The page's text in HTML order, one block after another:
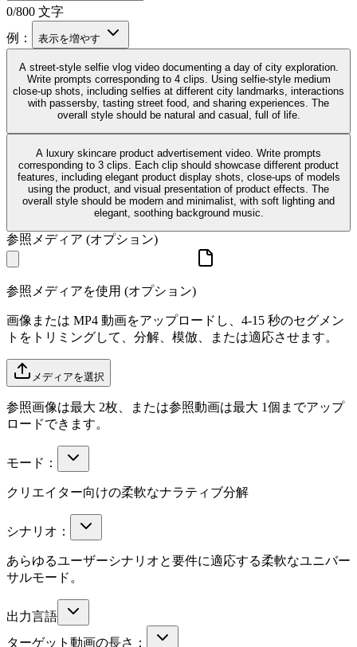
0/800 文字
例：
表示を増やす
A street-style selfie vlog video documenting a day of city exploration.
Write prompts corresponding to 4 clips. Using selfie-style medium
close-up shots, including selfies at different city landmarks, interactions
with passersby, tasting street food, and sharing experiences. The
overall style should be natural and casual, full of life.
A luxury skincare product advertisement video. Write prompts
corresponding to 3 clips. Each clip should showcase different product
features, including elegant product display shots, close-ups of models
using the product, and visual presentation of product effects. The
overall style should be modern and minimalist, with soft lighting and
elegant, soothing background music.
参照メディア (オプション)
参照メディアを使用 (オプション)
画像または MP4 動画をアップロードし、4-15 秒のセグメン
トをトリミングして、分解、模倣、または適応させます。
メディアを選択
参照画像は最大 2枚、または参照動画は最大 1個までアップ
ロードできます。
モード：
クリエイター向けの柔軟なナラティブ分解
シナリオ：
あらゆるユーザーシナリオと要件に適応する柔軟なユニバー
サルモード。
出力言語
ターゲット動画の長さ：